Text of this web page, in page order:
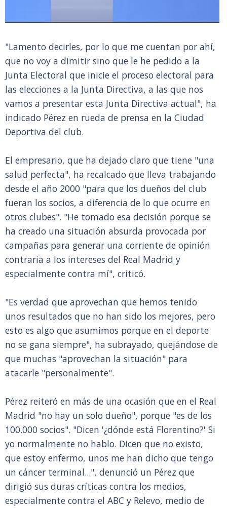
"Lamento decirles, por lo que me cuentan por ahí,
que no voy a dimitir sino que le he pedido a la
Junta Electoral que inicie el proceso electoral para
las elecciones a la Junta Directiva, a las que nos
vamos a presentar esta Junta Directiva actual", ha
indicado Pérez en rueda de prensa en la Ciudad
Deportiva del club.
El empresario, que ha dejado claro que tiene "una
salud perfecta", ha recalcado que lleva trabajando
desde el año 2000 "para que los dueños del club
fueran los socios, a diferencia de lo que ocurre en
otros clubes". "He tomado esa decisión porque se
ha creado una situación absurda provocada por
campañas para generar una corriente de opinión
contraria a los intereses del Real Madrid y
especialmente contra mí", criticó.
"Es verdad que aprovechan que hemos tenido
unos resultados que no han sido los mejores, pero
esto es algo que asumimos porque en el deporte
no se gana siempre", ha subrayado, quejándose de
que muchas "aprovechan la situación" para
atacarle "personalmente".
Pérez reiteró en más de una ocasión que en el Real
Madrid "no hay un solo dueño", porque "es de los
100.000 socios". "Dicen '¿dónde está Florentino?' Si
yo normalmente no hablo. Dicen que no existo,
que estoy enfermo, unos me han dicho que tengo
un cáncer terminal...", denunció un Pérez que
dirigió sus duras críticas contra los medios,
especialmente contra el ABC y Relevo, medio de